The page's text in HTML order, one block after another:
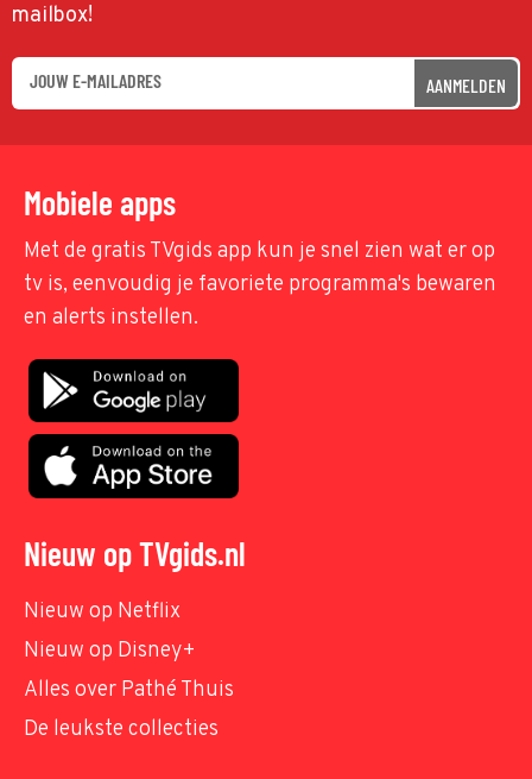
mailbox!
AANMELDEN
Mobiele apps
Met de gratis TVgids app kun je snel zien wat er op
tv is, eenvoudig je favoriete programma's bewaren
en alerts instellen.
Nieuw op TVgids.nl
Nieuw op Netflix
Nieuw op Disney+
Alles over Pathé Thuis
De leukste collecties